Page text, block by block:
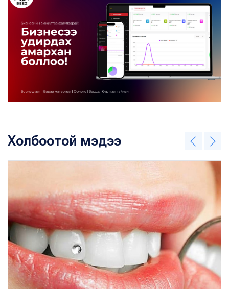
Холбоотой мэдээ